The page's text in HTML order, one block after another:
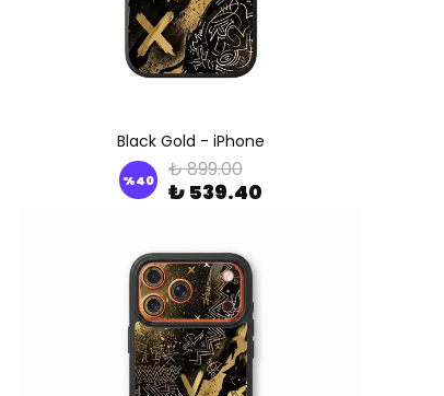
Black Gold - iPhone
%40 ₺ 899.00
₺ 539.40